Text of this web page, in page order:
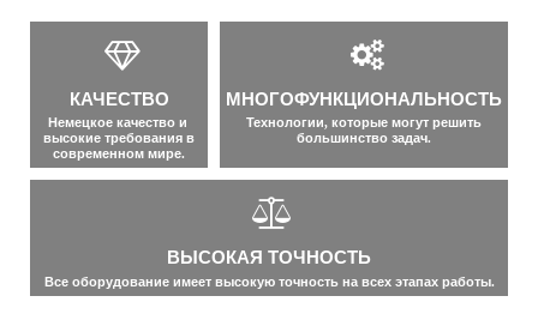
КАЧЕСТВО
Немецкое качество и
высокие требования в
современном мире.
МНОГОФУНКЦИОНАЛЬНОСТЬ
Технологии, которые могут решить
большинство задач.
ВЫСОКАЯ ТОЧНОСТЬ
Все оборудование имеет высокую точность на всех этапах работы.